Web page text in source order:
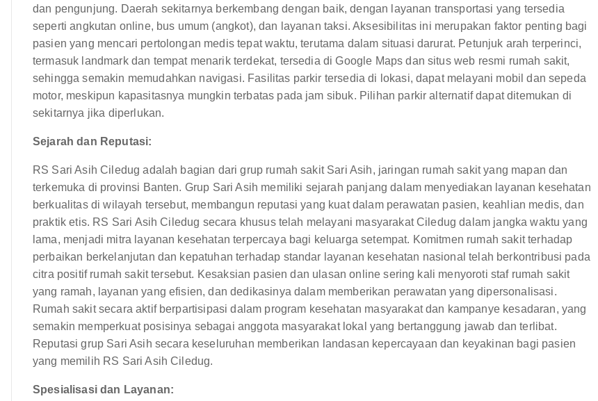
dan pengunjung. Daerah sekitarnya berkembang dengan baik, dengan layanan transportasi yang tersedia
seperti angkutan online, bus umum (angkot), dan layanan taksi. Aksesibilitas ini merupakan faktor penting bagi
pasien yang mencari pertolongan medis tepat waktu, terutama dalam situasi darurat. Petunjuk arah terperinci,
termasuk landmark dan tempat menarik terdekat, tersedia di Google Maps dan situs web resmi rumah sakit,
sehingga semakin memudahkan navigasi. Fasilitas parkir tersedia di lokasi, dapat melayani mobil dan sepeda
motor, meskipun kapasitasnya mungkin terbatas pada jam sibuk. Pilihan parkir alternatif dapat ditemukan di
sekitarnya jika diperlukan.
Sejarah dan Reputasi:
RS Sari Asih Ciledug adalah bagian dari grup rumah sakit Sari Asih, jaringan rumah sakit yang mapan dan
terkemuka di provinsi Banten. Grup Sari Asih memiliki sejarah panjang dalam menyediakan layanan kesehatan
berkualitas di wilayah tersebut, membangun reputasi yang kuat dalam perawatan pasien, keahlian medis, dan
praktik etis. RS Sari Asih Ciledug secara khusus telah melayani masyarakat Ciledug dalam jangka waktu yang
lama, menjadi mitra layanan kesehatan terpercaya bagi keluarga setempat. Komitmen rumah sakit terhadap
perbaikan berkelanjutan dan kepatuhan terhadap standar layanan kesehatan nasional telah berkontribusi pada
citra positif rumah sakit tersebut. Kesaksian pasien dan ulasan online sering kali menyoroti staf rumah sakit
yang ramah, layanan yang efisien, dan dedikasinya dalam memberikan perawatan yang dipersonalisasi.
Rumah sakit secara aktif berpartisipasi dalam program kesehatan masyarakat dan kampanye kesadaran, yang
semakin memperkuat posisinya sebagai anggota masyarakat lokal yang bertanggung jawab dan terlibat.
Reputasi grup Sari Asih secara keseluruhan memberikan landasan kepercayaan dan keyakinan bagi pasien
yang memilih RS Sari Asih Ciledug.
Spesialisasi dan Layanan: